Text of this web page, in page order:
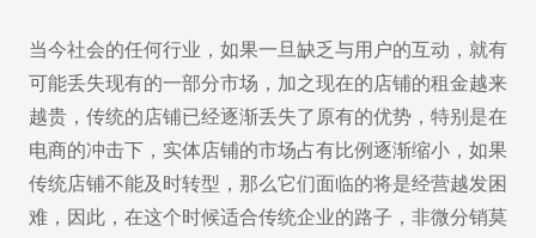
当今社会的任何行业，如果一旦缺乏与用户的互动，就有
可能丢失现有的一部分市场，加之现在的店铺的租金越来
越贵，传统的店铺已经逐渐丢失了原有的优势，特别是在
电商的冲击下，实体店铺的市场占有比例逐渐缩小，如果
传统店铺不能及时转型，那么它们面临的将是经营越发困
难，因此，在这个时候适合传统企业的路子，非微分销莫